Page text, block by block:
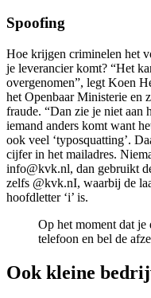
Spoofing
Hoe krijgen criminelen het
je leverancier komt? “Het
overgenomen”, legt Koen
het Openbaar Ministerie en
fraude. “Dan zie je niet aan
iemand anders komt want
ook veel ‘typosquatting’.
cijfer in het mailadres.
info@kvk.nl, dan gebruikt
zelfs @kvk.nI, waarbij de
hoofdletter ‘i’ is.
Op het moment dat je
telefoon en bel de
Ook kleine